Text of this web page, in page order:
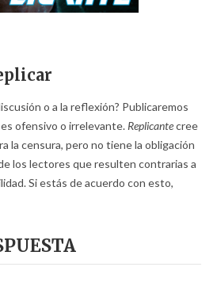
o a la reflexión? Publicaremos
ofensivo o irrelevante. Replicantecree
la censura, pero no tiene la obligación
los lectores que resulten contrarias a
Si estás de acuerdo con esto,